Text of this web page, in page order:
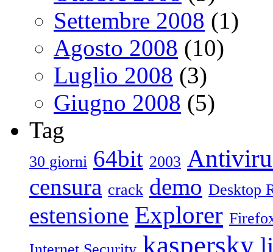
Settembre 2008 (1)
Agosto 2008 (10)
Luglio 2008 (3)
Giugno 2008 (5)
Tag
30 giorni 64bit 2003
censura crack demo Desktop
estensione Explorer
kaspersky